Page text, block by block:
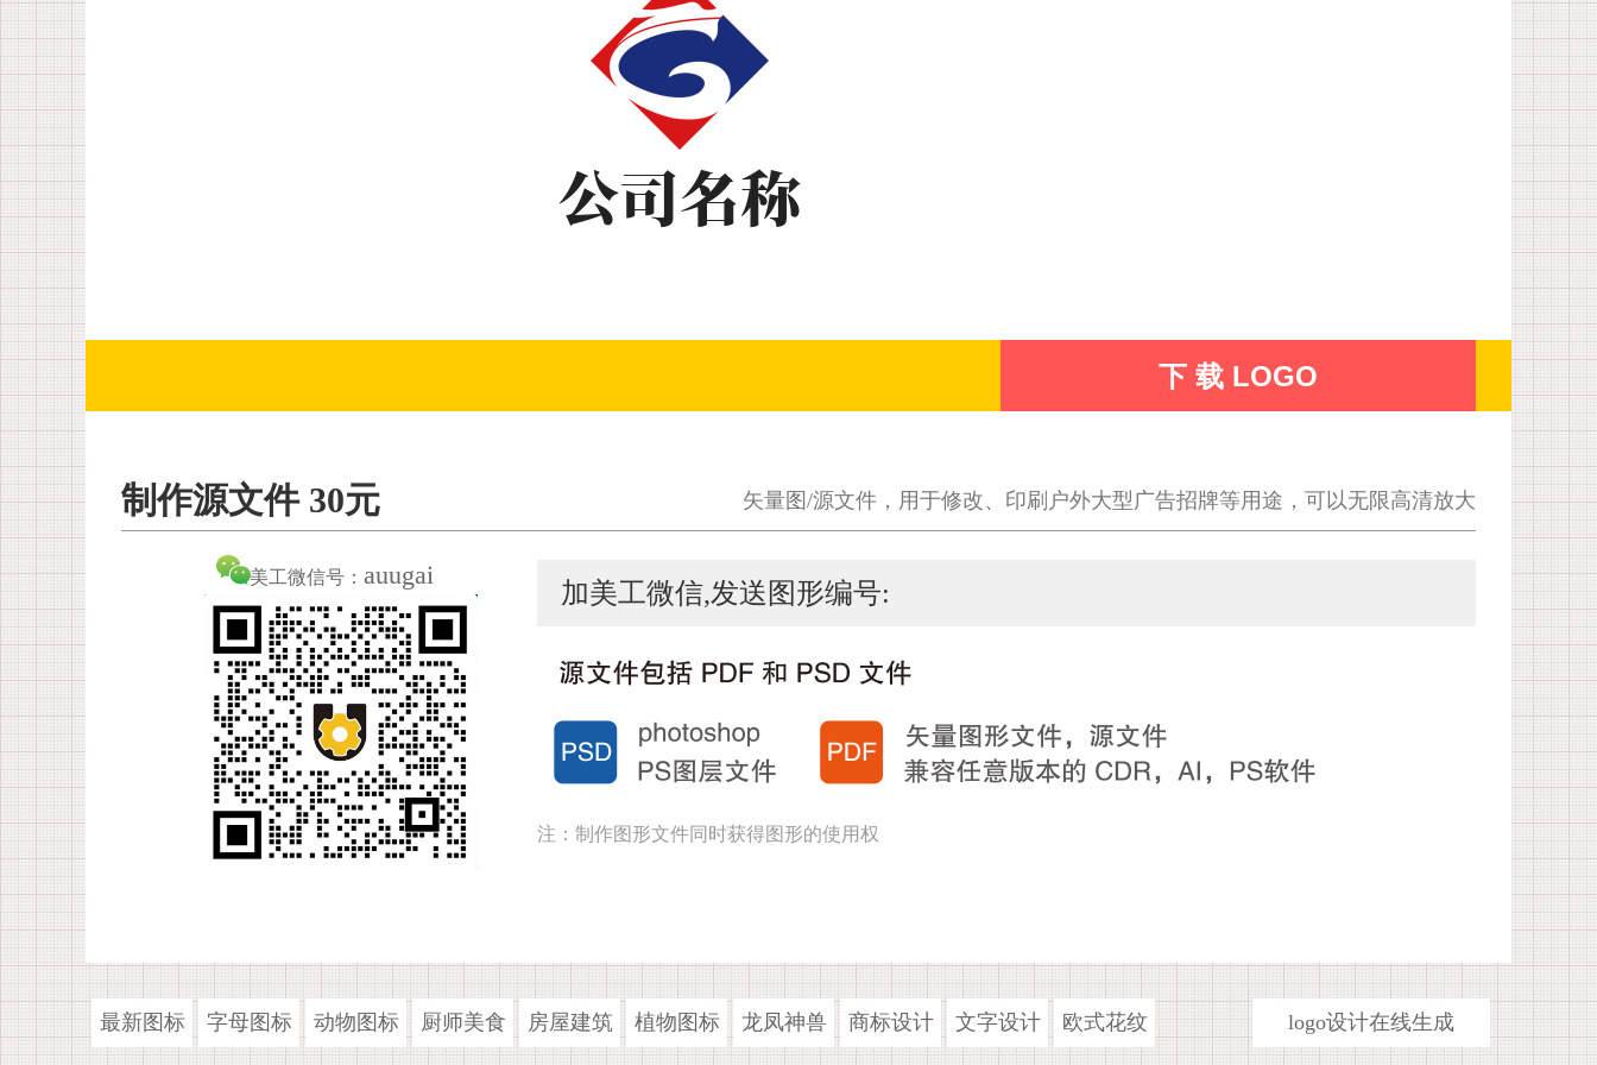
下 载 LOGO
制作源文件 30元 矢量图/源文件，用于修改、印刷户外大型广告招牌等用途，可以无限高清放大
美工微信号： auugai
加美工微信,发送图形编号:
注：制作图形文件同时获得图形的使用权
最新图标 字母图标 动物图标 厨师美食 房屋建筑 植物图标 龙凤神兽 商标设计 文字设计 欧式花纹 logo设计在线生成